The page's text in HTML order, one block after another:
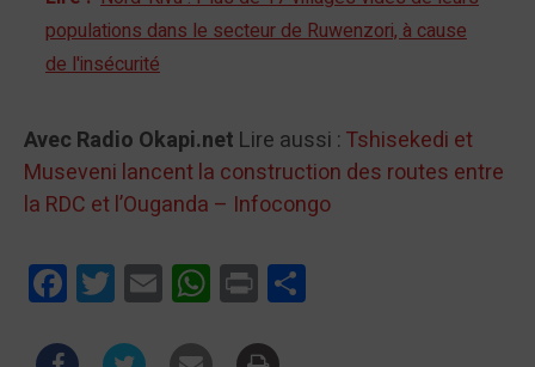
populations dans le secteur de Ruwenzori, à cause
de l'insécurité
Avec Radio Okapi.net Lire aussi : Tshisekedi et
Museveni lancent la construction des routes entre
la RDC et l’Ouganda – Infocongo
FacebookTwitterEmail WhatsApp
Print